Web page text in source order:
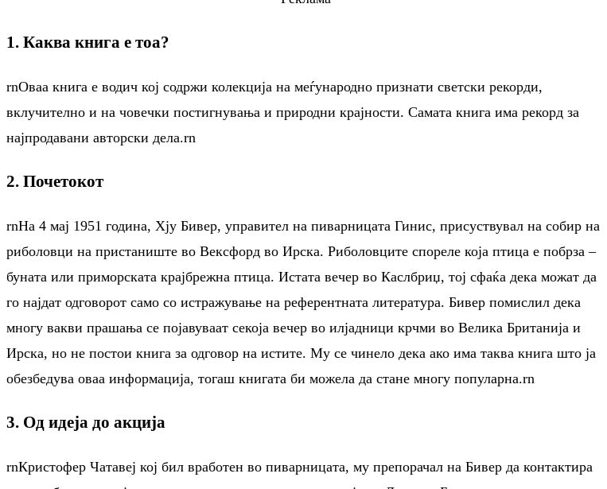
1. Каква книга е тоа?
rnОваа книга е водич кој содржи колекција на меѓународно признати светски рекорди,
вклучително и на човечки постигнувања и природни крајности. Самата книга има рекорд за
најпродавани авторски дела.rn
2. Почетокот
rnНа 4 мај 1951 година, Хју Бивер, управител на пиварницата Гинис, присуствувал на собир на
риболовци на пристаниште во Вексфорд во Ирска. Риболовците спореле која птица е побрза –
буната или приморската крајбрежна птица. Истата вечер во Каслбриџ, тој сфаќа дека можат да
го најдат одговорот само со истражување на референтната литература. Бивер помислил дека
многу вакви прашања се појавуваат секоја вечер во илјадници крчми во Велика Британија и
Ирска, но не постои книга за одговор на истите. Му се чинело дека ако има таква книга што ја
обезбедува оваа информација, тогаш книгата би можела да стане многу популарна.rn
3. Од идеја до акција
rnКристофер Чатавеј кој бил вработен во пиварницата, му препорачал на Бивер да контактира